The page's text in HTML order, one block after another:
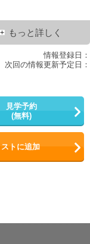
もっと詳しく
情報登録日：
次回の情報更新予定日：
見学予約
(無料)
トに追加